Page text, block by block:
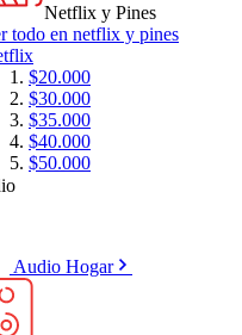
Netflix y Pines
todo en netflix y pines
$20.000
$30.000
$35.000
$40.000
$50.000
Audio Hogar